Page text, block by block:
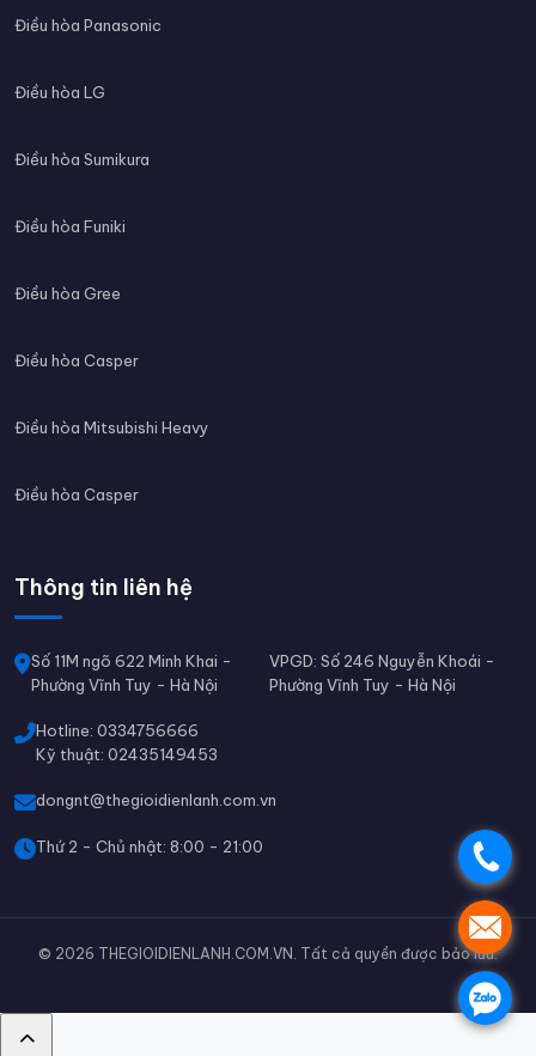
.
.
.
Điều hòa Panasonic
Điều hòa LG
Điều hòa Sumikura
Điều hòa Funiki
Điều hòa Gree
Điều hòa Casper
Điều hòa Mitsubishi Heavy
Điều hòa Casper
Thông tin liên hệ
Số 11M ngõ 622 Minh Khai -
Phường Vĩnh Tuy - Hà Nội
VPGD: Số 246 Nguyễn Khoái -
Phường Vĩnh Tuy - Hà Nội
Hotline: 0334756666
Kỹ thuật: 02435149453
dongnt@thegioidienlanh.com.vn
Thứ 2 - Chủ nhật: 8:00 - 21:00
© 2026 THEGIOIDIENLANH.COM.VN. Tất cả quyền được bảo lưu.